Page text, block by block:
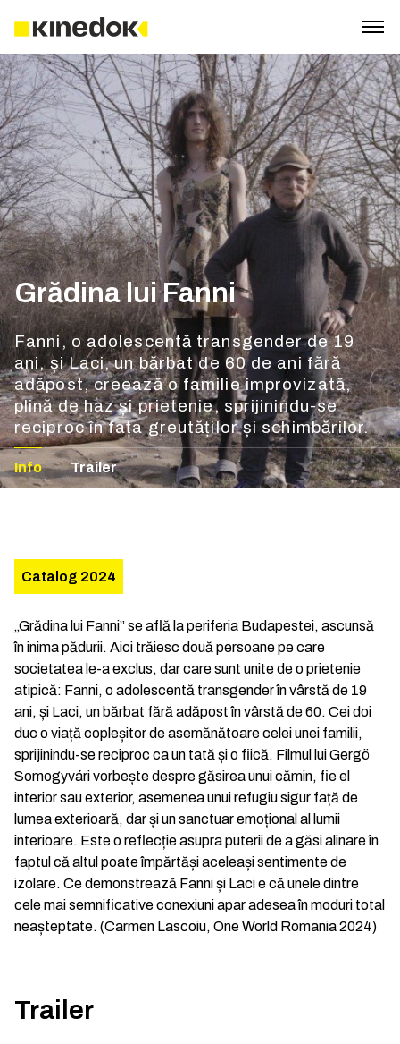
Grădina lui Fanni
Fanni, o adolescentă transgender de 19
ani, și Laci, un bărbat de 60 de ani fără
adăpost, creează o familie improvizată,
plină de haz și prietenie, sprijinindu-se
reciproc în fața greutăților și schimbărilor.
Info Trailer
Catalog 2024
„Grădina lui Fanni” se află la periferia Budapestei, ascunsă
în inima pădurii. Aici trăiesc două persoane pe care
societatea le-a exclus, dar care sunt unite de o prietenie
atipică: Fanni, o adolescentă transgender în vârstă de 19
ani, și Laci, un bărbat fără adăpost în vârstă de 60. Cei doi
duc o viață copleșitor de asemănătoare celei unei familii,
sprijinindu-se reciproc ca un tată și o fiică. Filmul lui Gergö
Somogyvári vorbește despre găsirea unui cămin, fie el
interior sau exterior, asemenea unui refugiu sigur față de
lumea exterioară, dar și un sanctuar emoțional al lumii
interioare. Este o reflecție asupra puterii de a găsi alinare în
faptul că altul poate împărtăși aceleași sentimente de
izolare. Ce demonstrează Fanni și Laci e că unele dintre
cele mai semnificative conexiuni apar adesea în moduri total
neașteptate. (Carmen Lascoiu, One World Romania 2024)
Trailer